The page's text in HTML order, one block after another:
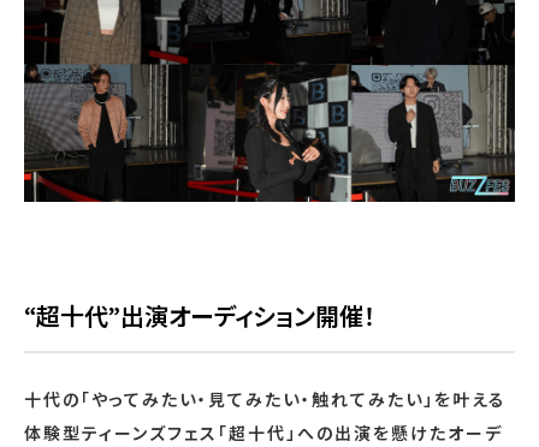
“超十代”出演オーディション開催！
十代の「やってみたい・見てみたい・触れてみたい」を叶える
体験型ティーンズフェス「超十代」への出演を懸けたオーデ